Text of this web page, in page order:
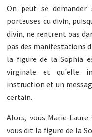
On peut se
porteuses du divin,
divin, ne rentrent pas
pas des manifestations
la figure de la Sophia
virginale et qu'elle
instruction et un
certain.
Alors, vous Marie-
vous dit la figure de la